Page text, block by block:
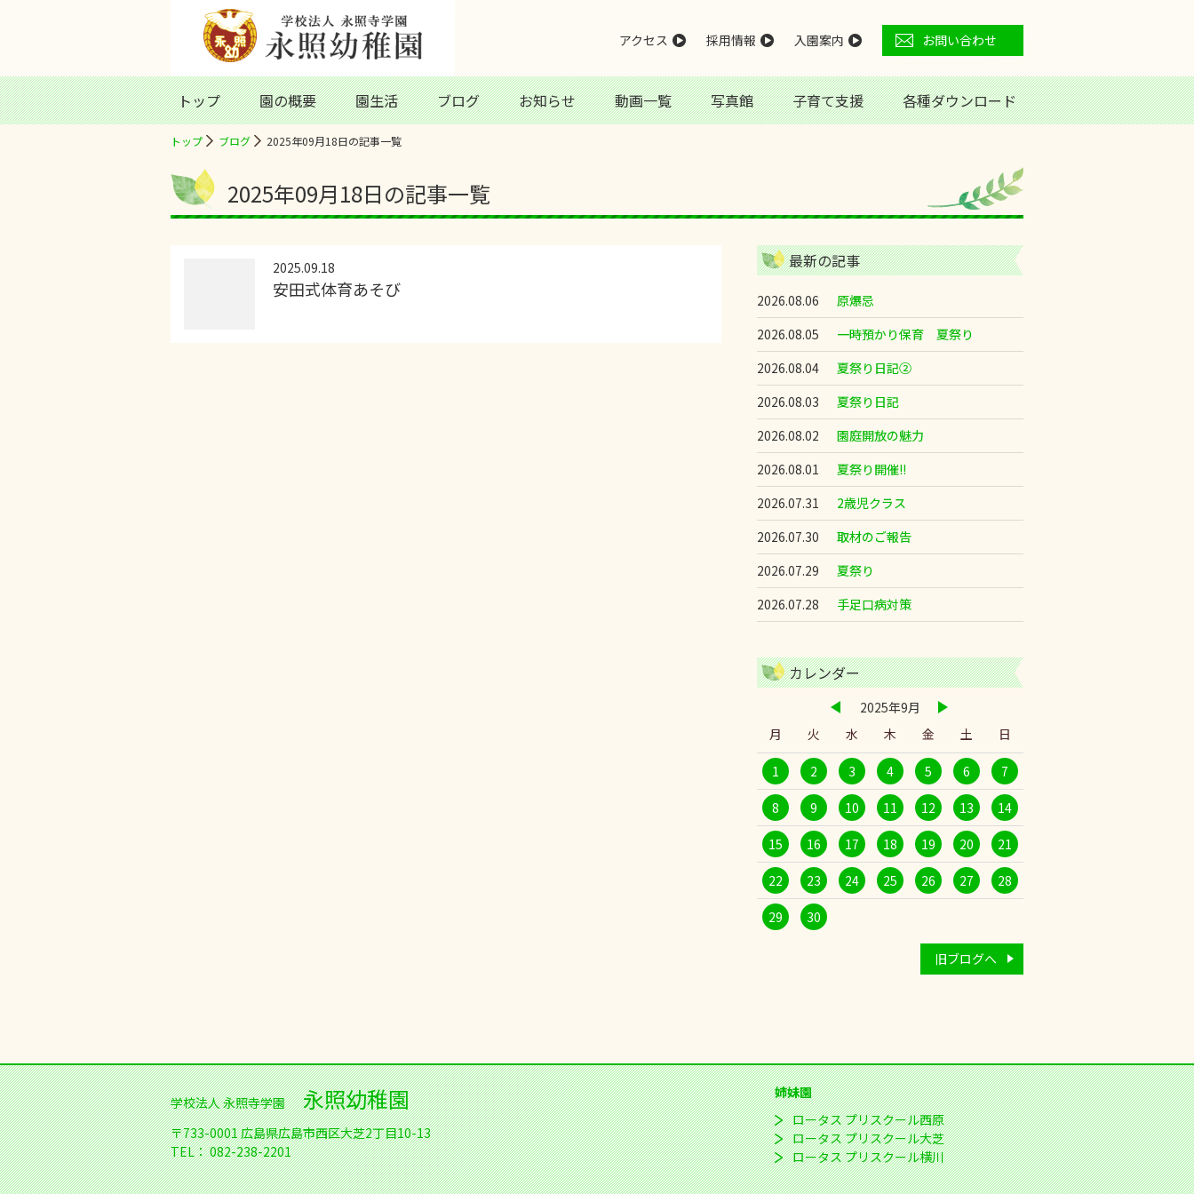
トップ 園の概要 園生活 ブログ お知らせ 動画一覧 写真館 子育て支援 各種ダウンロード
アクセス 採用情報 入園案内 お問い合わせ
トップ ブログ 2025年09月18日の記事一覧
2025年09月18日の記事一覧
2025.09.18
安田式体育あそび
最新の記事
2026.08.06
原爆忌
2026.08.05
一時預かり保育 夏祭り
2026.08.04
夏祭り日記②
2026.08.03
夏祭り日記
2026.08.02
園庭開放の魅力
2026.08.01
夏祭り開催!!
2026.07.31
2歳児クラス
2026.07.30
取材のご報告
2026.07.29
夏祭り
2026.07.28
手足口病対策
カレンダー
2025年9月
月
火 水 木 金 土 日
1 2 3 4 5 6 7
8 9 10 11 12 13 14
15 16 17 18 19 20 21
22 23 24 25 26 27 28
29 30
旧ブログへ
学校法人 永照寺学園 永照幼稚園
〒733-0001広島県広島市西区大芝2丁目10-13
TEL：082-238-2201
姉妹園
ロータス プリスクール西原
ロータス プリスクール大芝
ロータス プリスクール横川